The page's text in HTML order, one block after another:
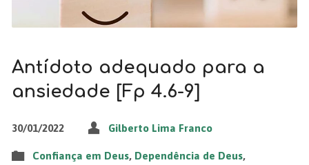
Antídoto adequado para a
ansiedade [Fp 4.6-9]
30/01/2022 Gilberto Lima Franco
Confiança em Deus, Dependência de Deus,